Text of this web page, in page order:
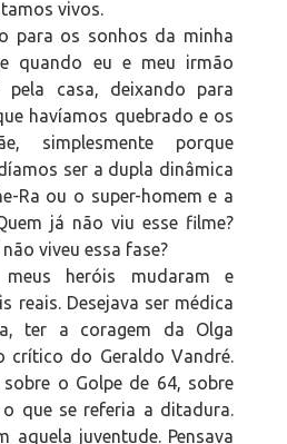
vivos.
para os sonhos da minha
quando eu e meu irmão
pela casa, deixando para
havíamos quebrado e os
simplesmente porque
ser a dupla dinâmica
Ra ou o super-homem e a
já não viu esse filme?
viveu essa fase?
heróis mudaram e
reais. Desejava ser médica
ter a coragem da Olga
crítico do Geraldo Vandré.
o Golpe de 64, sobre
que se referia a ditadura.
aquela juventude. Pensava